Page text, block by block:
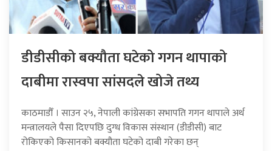
डीडीसीको बक्यौता घटेको गगन थापाको
दाबीमा रास्वपा सांसदले खोजे तथ्य
काठमाडौँ । साउन २५, नेपाली कांग्रेसका सभापति गगन थापाले अर्थ
मन्त्रालयले पैसा दिएपछि दुग्ध विकास संस्थान (डीडीसी) बाट
रोकिएको किसानको बक्यौता घटेको दाबी गरेका छन्